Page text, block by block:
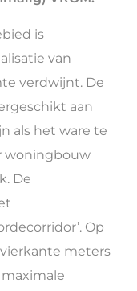
is
van
verdwijnt. De
aan
als het ware te
woningbouw
De
Op
meters